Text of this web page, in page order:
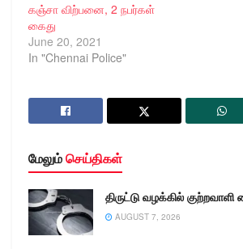
கஞ்சா விற்பனை, 2 நபர்கள்
கைது
June 20, 2021
In "Chennai Police"
மேலும்செய்திகள்
திருட்டு வழக்கில் குற்றவாளி
AUGUST 7, 2026